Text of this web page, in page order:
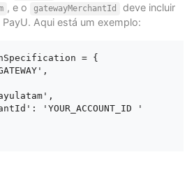
, e o gatewayMerchantId
deve incluir
Aqui está um exemplo:
= {
'YOUR_ACCOUNT_ID '